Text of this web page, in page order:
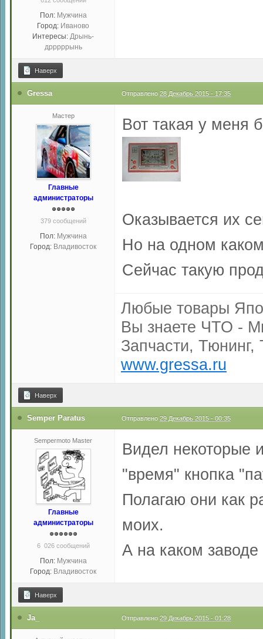
Пол: Мужчина
Город: Иваново
Интересы: Дрынь-
дрррррынь
Наверх
Gressa Отправлено 28 Декабрь 2015 - 17:35
Мастер
Главные
администраторы
379 сообщений
Пол: Мужчина
Город: Владивосток
Вот такая у меня
Оказывается их
Но на одном
Сейчас такую
Любые товары
Вы знаете ЧТО -
Запчасти,
www.gressa.ru
Наверх
Semper Paratus Отправлено 29 Декабрь 2015 - 00:35
Sempermoto Master
Главные
администраторы
6 026 сообщений
Пол: Мужчина
Город: Владивосток
Видел некоторые
"время" кнопка
Полагаю они как
моих.
А на каком
Наверх
Ja_ Отправлено 29 Декабрь 2015 - 01:28